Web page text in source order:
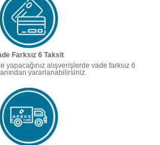
Farksız 6 Taksit
yapacağınız alışverişlerde vade farksız 6
yararlanabilirsiniz.